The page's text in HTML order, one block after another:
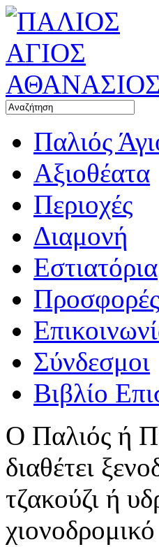
Παλιός
Αξιοθέατα
Περιοχές
Διαμονή
Εστιατόρια
Προσφορές
Σύνδεσμοι
Βιβλίο
Ο Παλιός ή
διαθέτει
τζακούζι ή